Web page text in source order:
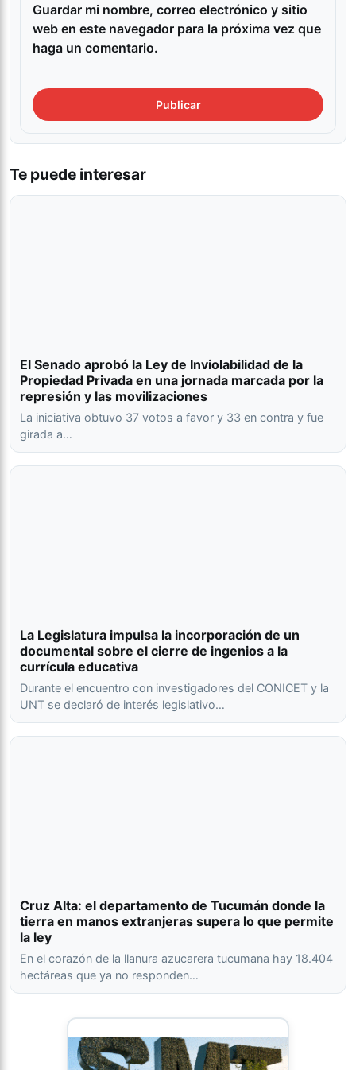
Guardar mi nombre, correo electrónico y sitio
web en este navegador para la próxima vez que
haga un comentario.
Te puede interesar
El Senado aprobó la Ley de Inviolabilidad de la
Propiedad Privada en una jornada marcada por la
represión y las movilizaciones
La iniciativa obtuvo 37 votos a favor y 33 en contra y fue
girada a…
La Legislatura impulsa la incorporación de un
documental sobre el cierre de ingenios a la
currícula educativa
Durante el encuentro con investigadores del CONICET y la
UNT se declaró de interés legislativo…
Cruz Alta: el departamento de Tucumán donde la
tierra en manos extranjeras supera lo que permite
la ley
En el corazón de la llanura azucarera tucumana hay 18.404
hectáreas que ya no responden…